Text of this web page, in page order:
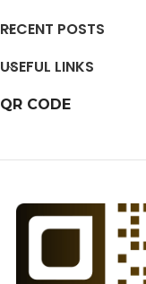
RECENT POSTS
USEFUL LINKS
QR CODE